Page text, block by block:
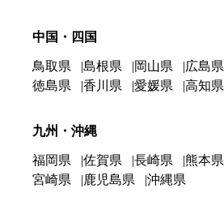
中国・四国
鳥取県 島根県 岡山県 広島県
徳島県
香川県 愛媛県 高知県
九州・沖縄
福岡県 佐賀県 長崎県 熊本県
宮崎県
鹿児島県 沖縄県